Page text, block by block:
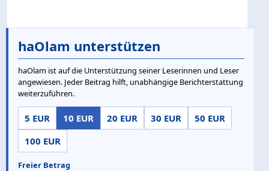
haOlam unterstützen
haOlam ist auf die Unterstützung seiner Leserinnen und Leser
angewiesen. Jeder Beitrag hilft, unabhängige Berichterstattung
weiterzuführen.
5 EUR 10 EUR 20 EUR 30 EUR
50 EUR
100 EUR
Freier Betrag